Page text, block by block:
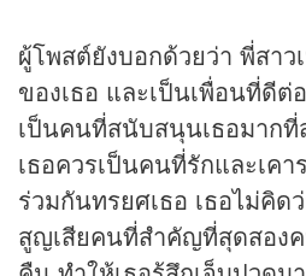
ผู้โพสต์ยังบอกด้วยว่า พี่สาว
ของเธอ และเป็นเพื่อนที่ดีต่
เป็นคนที่สนับสนุนเธอมาก
เธอควรเป็นคนที่รักและเค
ร่วมกันทรยศเธอ เธอไม่คิด
สูญเสียคนที่สำคัญที่สุดสอง